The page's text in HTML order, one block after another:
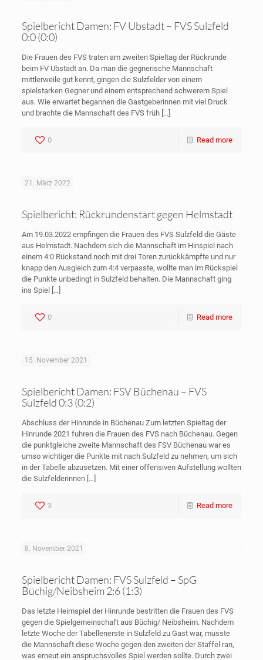
Spielbericht Damen: FV Ubstadt – FVS Sulzfeld
0:0 (0:0)
Die Frauen des FVS traten am zweiten Spieltag der Rückrunde
beim FV Ubstadt an. Da man die gegnerische Mannschaft
mittlerweile gut kennt, gingen die Sulzfelder von einem
spielstarken Gegner und einem entsprechend schwerem Spiel
aus. Wie erwartet begannen die Gastgeberinnen mit viel Druck
und brachte die Mannschaft des FVS früh[…]
0 Read more
21. März 2022
Spielbericht: Rückrundenstart gegen Helmstadt
Am 19.03.2022 empfingen die Frauen des FVS Sulzfeld die Gäste
aus Helmstadt. Nachdem sich die Mannschaft im Hinspiel nach
einem 4:0 Rückstand noch mit drei Toren zurückkämpfte und nur
knapp den Ausgleich zum 4:4 verpasste, wollte man im Rückspiel
die Punkte unbedingt in Sulzfeld behalten. Die Mannschaft ging
ins Spiel
[…]
0 Read more
15. November 2021
Spielbericht Damen: FSV Büchenau – FVS
Sulzfeld 0:3 (0:2)
Abschluss der Hinrunde in Büchenau Zum letzten Spieltag der
Hinrunde 2021 fuhren die Frauen des FVS nach Büchenau. Gegen
die punktgleiche zweite Mannschaft des FSV Büchenau war es
umso wichtiger die Punkte mit nach Sulzfeld zu nehmen, um sich
in der Tabelle abzusetzen. Mit einer offensiven Aufstellung wollten
die Sulzfelderinnen[…]
3 Read more
8. November 2021
Spielbericht Damen: FVS Sulzfeld – SpG
Büchig/Neibsheim 2:6 (1:3)
Das letzte Heimspiel der Hinrunde bestritten die Frauen des FVS
gegen die Spielgemeinschaft aus Büchig/ Neibsheim. Nachdem
letzte Woche der Tabellenerste in Sulzfeld zu Gast war, musste
die Mannschaft diese Woche gegen den zweiten der Staffel ran,
was erneut ein anspruchsvolles Spiel werden sollte. Durch zwei